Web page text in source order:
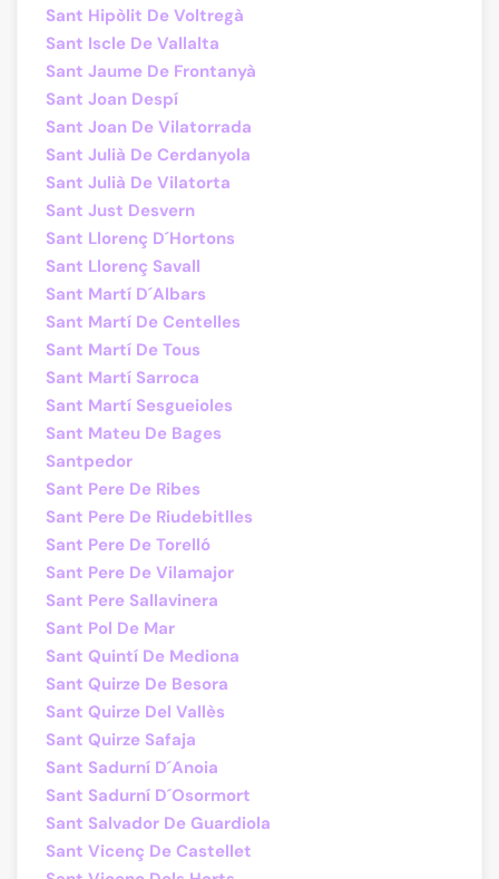
Sant Hipòlit De Voltregà
Sant Iscle De Vallalta
Sant Jaume De Frontanyà
Sant Joan Despí
Sant Joan De Vilatorrada
Sant Julià De Cerdanyola
Sant Julià De Vilatorta
Sant Just Desvern
Sant Llorenç D´Hortons
Sant Llorenç Savall
Sant Martí D´Albars
Sant Martí De Centelles
Sant Martí De Tous
Sant Martí Sarroca
Sant Martí Sesgueioles
Sant Mateu De Bages
Santpedor
Sant Pere De Ribes
Sant Pere De Riudebitlles
Sant Pere De Torelló
Sant Pere De Vilamajor
Sant Pere Sallavinera
Sant Pol De Mar
Sant Quintí De Mediona
Sant Quirze De Besora
Sant Quirze Del Vallès
Sant Quirze Safaja
Sant Sadurní D´Anoia
Sant Sadurní D´Osormort
Sant Salvador De Guardiola
Sant Vicenç De Castellet